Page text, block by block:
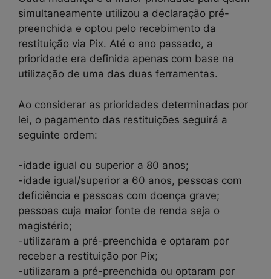
simultaneamente utilizou a declaração pré-
preenchida e optou pelo recebimento da
restituição via Pix. Até o ano passado, a
prioridade era definida apenas com base na
utilização de uma das duas ferramentas.
Ao considerar as prioridades determinadas por
lei, o pagamento das restituições seguirá a
seguinte ordem:
-idade igual ou superior a 80 anos;
-idade igual/superior a 60 anos, pessoas com
deficiência e pessoas com doença grave;
pessoas cuja maior fonte de renda seja o
magistério;
-utilizaram a pré-preenchida e optaram por
receber a restituição por Pix;
-utilizaram a pré-preenchida ou optaram por